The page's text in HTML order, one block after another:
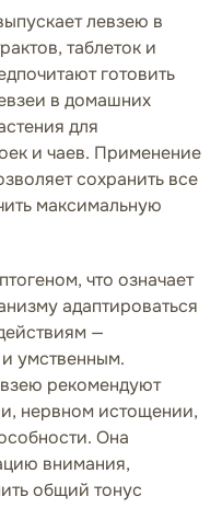
левзею в
таблеток и
готовить
в домашних
для
и чаев. Применение
сохранить все
максимальную
что означает
адаптироваться
—
умственным.
рекомендуют
нервном истощении,
Она
внимания,
общий тонус